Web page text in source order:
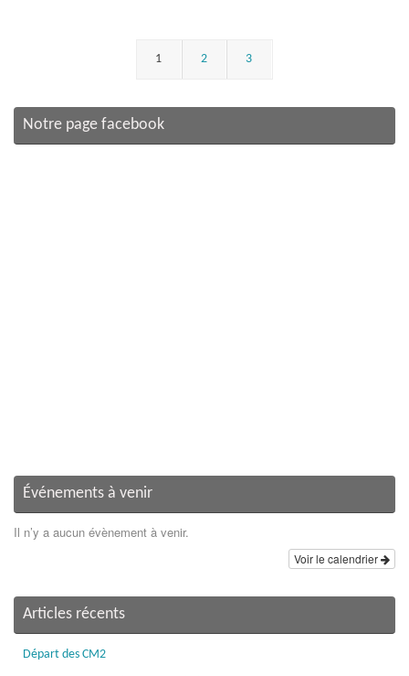
1 2 3
Notre page facebook
Événements à venir
Il n’y a aucun évènement à venir.
Voir le calendrier
Articles récents
Départ des CM2